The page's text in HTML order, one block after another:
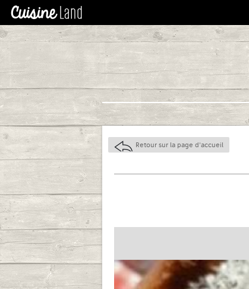
Retour sur la page d'accueil